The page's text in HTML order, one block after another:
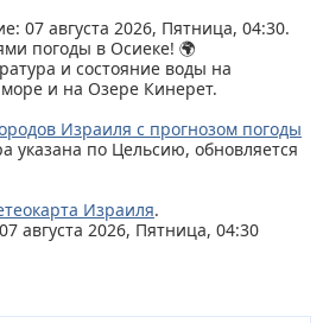
07 августа 2026, Пятница, 04:30.
погоды в Осиеке! 🌍
и состояние воды на
и на Озере Кинерет.
Израиля с прогнозом погоды
указана по Цельсию, обновляется
Израиля.
августа 2026, Пятница, 04:30